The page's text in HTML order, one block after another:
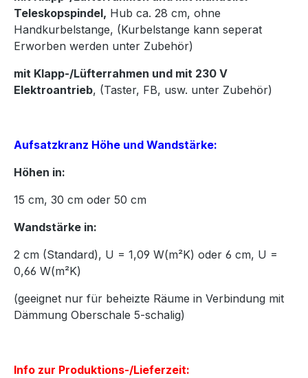
Teleskopspindel, Hub ca. 28 cm, ohne
Handkurbelstange, (Kurbelstange kann seperat
Erworben werden unter Zubehör)
mit Klapp-/Lüfterrahmen und mit 230 V
Elektroantrieb, (Taster, FB, usw. unter Zubehör)
Aufsatzkranz Höhe und Wandstärke:
Höhen in:
15 cm, 30 cm oder 50 cm
Wandstärke in:
2 cm (Standard), U = 1,09 W(m²K) oder 6 cm, U =
0,66 W(m²K)
(geeignet nur für beheizte Räume in Verbindung mit
Dämmung Oberschale 5-schalig)
Info zur Produktions-/Lieferzeit: